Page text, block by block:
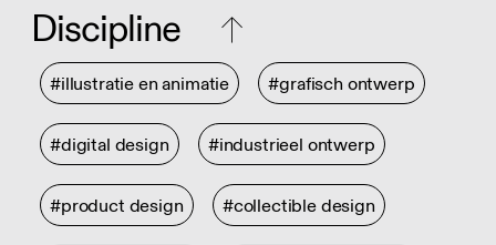
Discipline
#illustratie en animatie #grafisch ontwerp
#digital design #industrieel ontwerp
#product design #collectible design